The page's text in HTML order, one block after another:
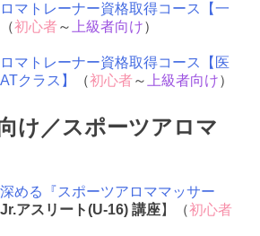
マトレーナー資格取得コース【一
（初心者～ 上級者向け）
マトレーナー資格取得コース【医
クラス】
（初心者～ 上級者向け）
け／スポーツアロマ
める『スポーツアロママッサー
Jr.アスリート(U-16) 講座】（初心者